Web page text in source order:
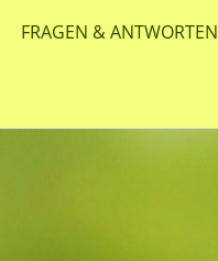
FRAGEN & ANTWORTEN